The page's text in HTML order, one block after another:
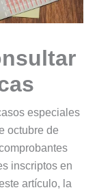
especiales
octubre de
inscriptos en
artículo, la